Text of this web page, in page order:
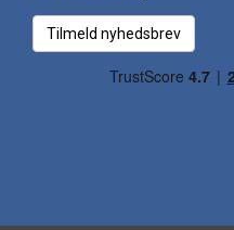
Tilmeld nyhedsbrev